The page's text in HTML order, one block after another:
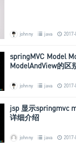
johnny java 2017-
springMVC Model
ModelAndView的区
johnny java 2017-
jsp 显示springmvc
详细介绍
johnny java 2017-